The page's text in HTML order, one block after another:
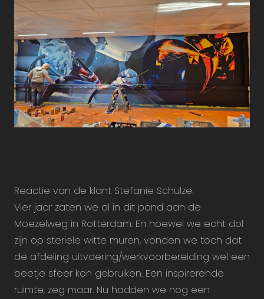
Reactie van de klant Stefanie Schulze.
Vier jaar zaten we al in dit pand aan de
Moezelweg in Rotterdam. En hoewel we echt dol
zijn op steriele witte muren, vonden we toch dat
de afdeling uitvoering/werkvoorbereiding wel een
beetje sfeer kon gebruiken. Een inspirerende
ruimte, zeg maar. Nu hadden we nog een